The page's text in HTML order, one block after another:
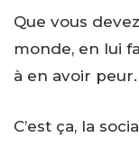
Que vous
monde, en lui
à en avoir peur.
C’est ça, la